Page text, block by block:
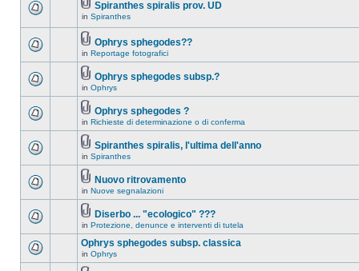
Spiranthes spiralis prov. UD
in Spiranthes
Ophrys sphegodes??
in Reportage fotografici
Ophrys sphegodes subsp.?
in Ophrys
Ophrys sphegodes ?
in Richieste di determinazione o di conferma
Spiranthes spiralis, l'ultima dell'anno
in Spiranthes
Nuovo ritrovamento
in Nuove segnalazioni
Diserbo ... "ecologico" ???
in Protezione, denunce e interventi di tutela
Ophrys sphegodes subsp. classica
in Ophrys